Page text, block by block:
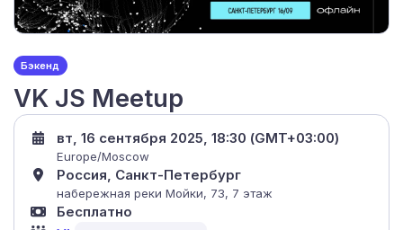
Бэкенд
VK JS Meetup
вт, 16 сентября 2025, 18:30 (GMT+03:00)
Europe/Moscow
Россия, Санкт-Петербург
набережная реки Мойки, 73, 7 этаж
Бесплатно